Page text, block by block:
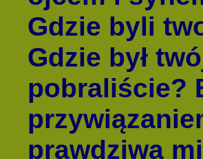
Gdzie byli
Gdzie był
pobraliście?
prawdziwą